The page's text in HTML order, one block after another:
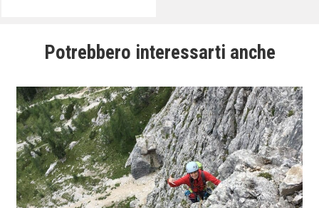
Potrebbero interessarti anche